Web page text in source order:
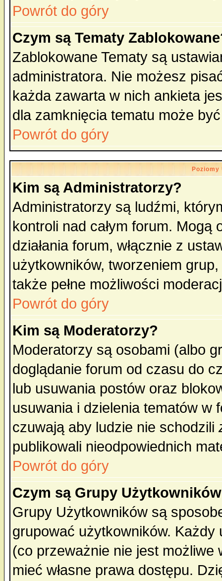
Powrót do góry
Czym są Tematy
Zablokowane Tematy są
administratora. Nie możesz
każda zawarta w nich ankieta
dla zamknięcia tematu może
Powrót do góry
Kim są Administratorzy?
Administratorzy są ludźmi,
kontroli nad całym forum.
działania forum, włącznie z
użytkowników, tworzeniem
także pełne możliwości
Powrót do góry
Kim są Moderatorzy?
Moderatorzy są osobami (albo
doglądanie forum od czasu do
lub usuwania postów oraz
usuwania i dzielenia tematów w
czuwają aby ludzie nie schodzili
publikowali nieodpowiednich
Powrót do góry
Czym są Grupy
Grupy Użytkowników są
grupować użytkowników.
(co przeważnie nie jest
mieć własne prawa dostępu.